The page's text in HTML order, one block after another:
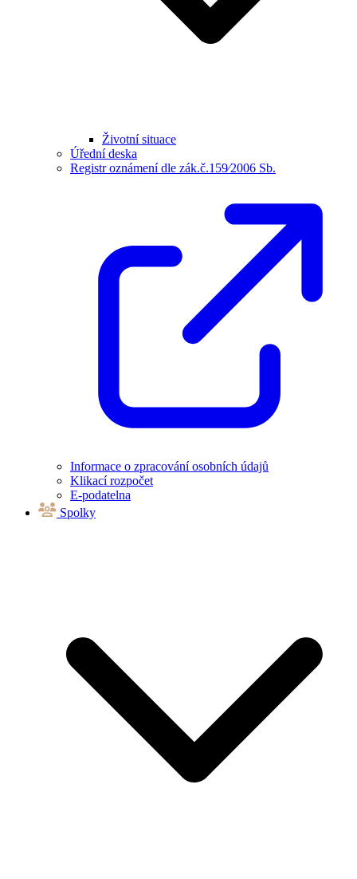
Životní situace
Úřední deska
Registr oznámení dle zák.č.159⁄2006 Sb.
Informace o zpracování osobních údajů
Klikací rozpočet
E-podatelna
Spolky